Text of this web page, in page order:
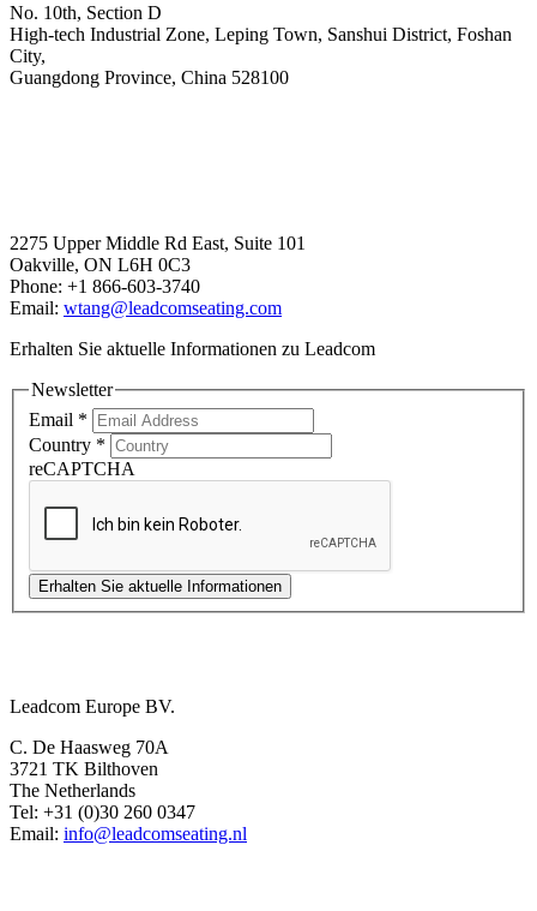
No. 10th, Section D
High-tech Industrial Zone, Leping Town, Sanshui District, Foshan
City,
​​​​​​​Guangdong Province, China 528100
2275 Upper Middle Rd East, Suite 101
Oakville, ON L6H 0C3
Phone: +1 866-603-3740
Email: wtang@leadcomseating.com
Erhalten Sie aktuelle Informationen zu Leadcom
Newsletter
Email *
Country *
reCAPTCHA
Erhalten Sie aktuelle Informationen
Leadcom Europe BV.
C. De Haasweg 70A
3721 TK Bilthoven
The Netherlands
Tel: +31 (0)30 260 0347
Email: info@leadcomseating.nl